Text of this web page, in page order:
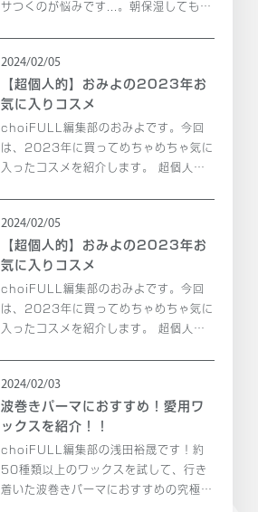
サつくのが悩みです...。朝保湿しても昼
不足しているようで、このままではいけ
ないと思い、高...
2024/02/05
【超個人的】おみよの2023年お
気に入りコスメ
choiFULL編集部のおみよです。今回
は、2023年に買ってめちゃめちゃ気に
入ったコスメを紹介します。 超個人的
2024/02/05
【超個人的】おみよの2023年お
気に入りコスメ
choiFULL編集部のおみよです。今回
は、2023年に買ってめちゃめちゃ気に
入ったコスメを紹介します。 超個人的
2024/02/03
波巻きパーマにおすすめ！愛用ワ
ックスを紹介！！
choiFULL編集部の浅田裕晟です！約
50種類以上のワックスを試して、行き
着いた波巻きパーマにおすすめの究極の